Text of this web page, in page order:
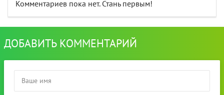
Комментариев пока нет. Стань первым!
ДОБАВИТЬ КОММЕНТАРИЙ